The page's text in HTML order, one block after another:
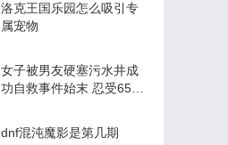
洛克王国乐园怎么吸引专
属宠物
女子被男友硬塞污水井成
功自救事件始末 忍受65个
dnf混沌魔影是第几期